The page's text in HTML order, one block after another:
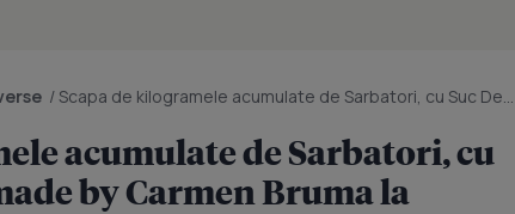
/Scapa de kilogramele acumulate de Sarbatori, cu Suc Detox Verde made by Carmen Bruma la Kuvings
acumulate de Sarbatori, cu
by Carmen Bruma la